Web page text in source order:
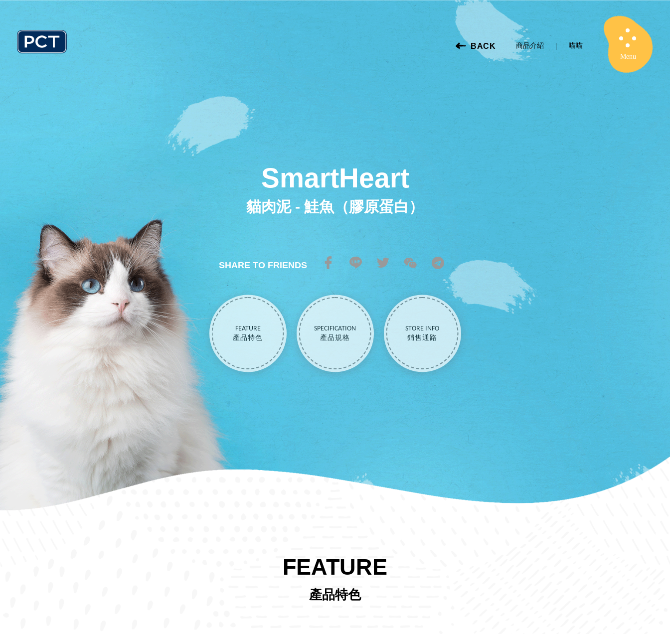
Menu Close
BACK 商品介紹 喵喵
SmartHeart
貓肉泥 - 鮭魚（膠原蛋白）
SHARE TO FRIENDS
FEATURE
產品特色
SPECIFICATION
產品規格
STORE INFO
銷售通路
FEATURE
產品特色